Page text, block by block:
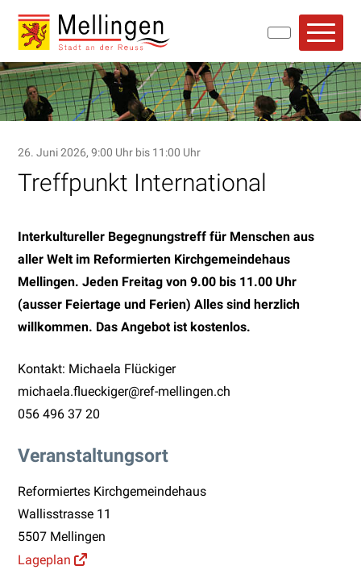
Navigieren in Mellingen
Schnellnavigation
Treffpunkt International
26. Juni 2026, 9:00 Uhr bis 11:00 Uhr
Interkultureller Begegnungstreff für Menschen aus
aller Welt im Reformierten Kirchgemeindehaus
Mellingen. Jeden Freitag von 9.00 bis 11.00 Uhr
(ausser Feiertage und Ferien) Alles sind herzlich
willkommen. Das Angebot ist kostenlos.
Kontakt: Michaela Flückiger
michaela.flueckiger@ref-mellingen.ch
056 496 37 20
Veranstaltungsort
Reformiertes Kirchgemeindehaus
Wallisstrasse 11
5507 Mellingen
Lageplan